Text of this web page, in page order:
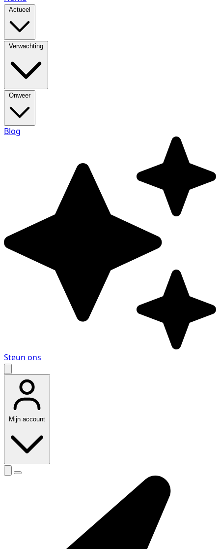
Actueel
Verwachting
Onweer
Blog
Steun ons
Mijn account